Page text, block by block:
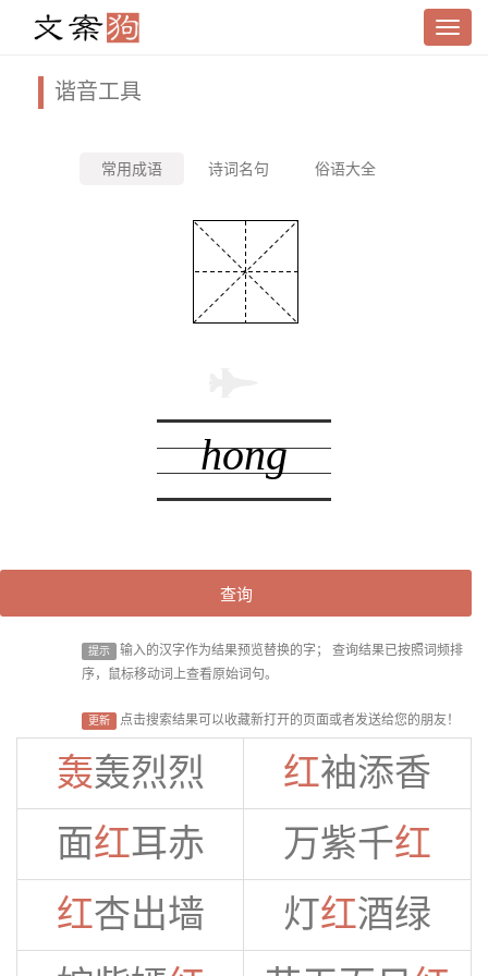
谐音工具
常用成语 诗词名句 俗语大全
查询
提示
输入的汉字作为结果预览替换的字； 查询结果已按照词频排
序，鼠标移动词上查看原始词句。
更新 点击搜索结果可以收藏新打开的页面或者发送给您的朋友！
轰轰烈烈 红袖添香
面红耳赤 万紫千红
红杏出墙 灯红酒绿